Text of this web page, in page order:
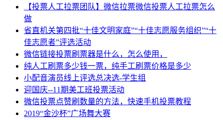
【投票人工拉票团队】微信拉票微信投票人工拉票怎么
做
省直机关第四批“十佳文明家庭”“十佳志愿服务组织”“十
佳志愿者”评选活动
微信链接投票刷票器是什么，怎么使用，
纯人工刷票多少钱一票，纯手工刷票价格是多少
小配音演员线上评选总决选-学生组
迎国庆--11期美工班投票活动
微信投票点赞刷数量的方法，快速手机投票教程
2019“金沙杯”广场舞大赛